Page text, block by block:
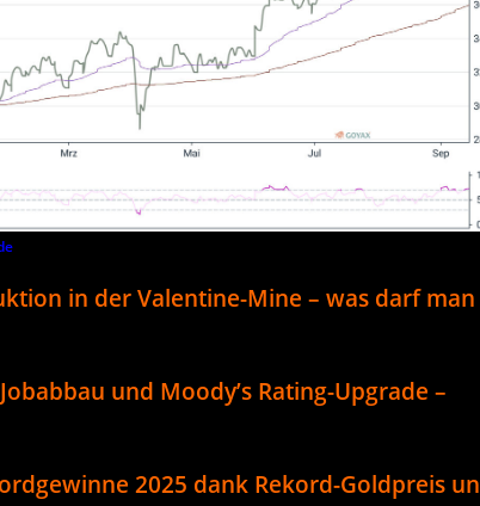
in der Valentine-Mine – was darf man
und Moody’s Rating-Upgrade –
2025 dank Rekord-Goldpreis